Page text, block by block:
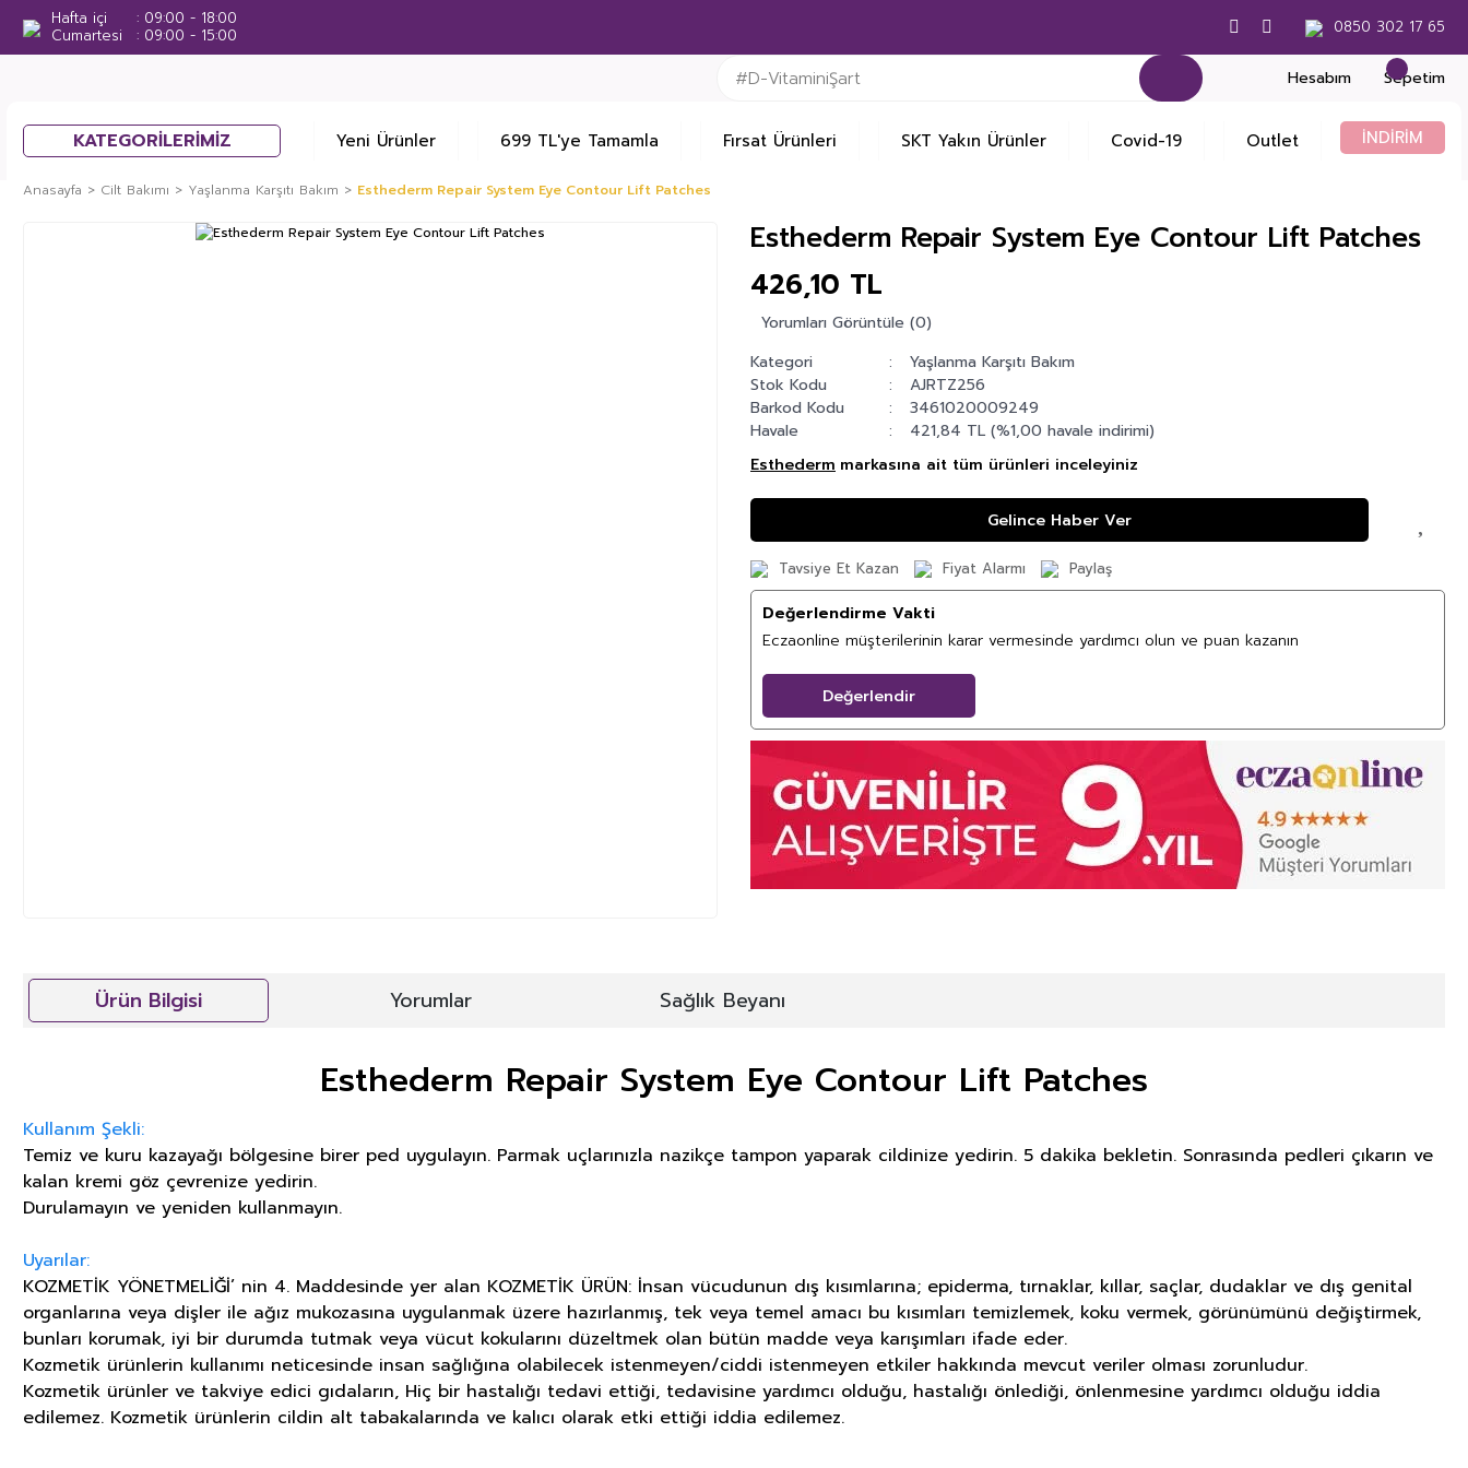
Hafta içi
09:00 - 18:00
Cumartesi
09:00 - 15:00 0850 302 17 65
Hesabım Sepetim
KATEGORİLERİMİZ Yeni Ürünler 699 TL'ye Tamamla Fırsat Ürünleri SKT Yakın Ürünler Covid-19 Outlet İNDİRİM
Anasayfa Cilt Bakımı Yaşlanma Karşıtı Bakım Esthederm Repair System Eye Contour Lift Patches
Esthederm Repair System Eye Contour Lift Patches
426,10 TL
Yorumları Görüntüle (0)
Kategori
Yaşlanma Karşıtı Bakım
Stok Kodu
AJRTZ256
Barkod Kodu
3461020009249
Havale
421,84 TL (%1,00 havale indirimi)
Esthederm markasına ait tüm ürünleri inceleyiniz
Gelince Haber Ver
Tavsiye Et Kazan Fiyat Alarmı Paylaş
Değerlendirme Vakti
Eczaonline müşterilerinin karar vermesinde yardımcı olun ve puan kazanın
Değerlendir
Ürün Bilgisi Yorumlar Sağlık Beyanı
Esthederm Repair System Eye Contour Lift Patches
Kullanım Şekli:
Temiz ve kuru kazayağı bölgesine birer ped uygulayın. Parmak uçlarınızla nazikçe tampon yaparak cildinize yedirin. 5 dakika bekletin. Sonrasında pedleri çıkarın ve
kalan kremi göz çevrenize yedirin.
Durulamayın ve yeniden kullanmayın.
Uyarılar:
KOZMETİK YÖNETMELİĞİ’ nin 4. Maddesinde yer alan KOZMETİK ÜRÜN: İnsan vücudunun dış kısımlarına; epiderma, tırnaklar, kıllar, saçlar, dudaklar ve dış genital
organlarına veya dişler ile ağız mukozasına uygulanmak üzere hazırlanmış, tek veya temel amacı bu kısımları temizlemek, koku vermek, görünümünü değiştirmek,
bunları korumak, iyi bir durumda tutmak veya vücut kokularını düzeltmek olan bütün madde veya karışımları ifade eder.
Kozmetik ürünlerin kullanımı neticesinde insan sağlığına olabilecek istenmeyen/ciddi istenmeyen etkiler hakkında mevcut veriler olması zorunludur.
Kozmetik ürünler ve takviye edici gıdaların, Hiç bir hastalığı tedavi ettiği, tedavisine yardımcı olduğu, hastalığı önlediği, önlenmesine yardımcı olduğu iddia
edilemez. Kozmetik ürünlerin cildin alt tabakalarında ve kalıcı olarak etki ettiği iddia edilemez.